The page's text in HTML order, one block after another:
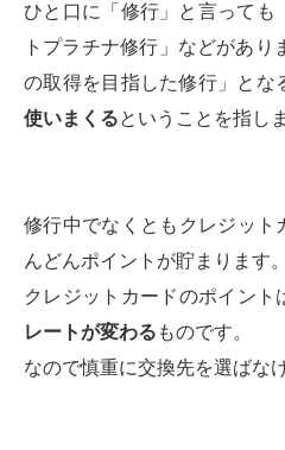
ひと口に「修行」と言っても
トプラチナ修行」などがあり
の取得を目指した修行」とな
使いまくるということを指し
修行中でなくともクレジット
んどんポイントが貯まります。
クレジットカードのポイント
レートが変わる ものです。
なので慎重に交換先を選ばな